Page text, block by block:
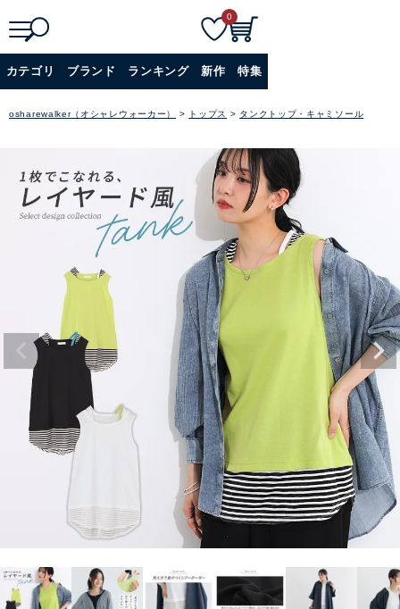
詳細検索
0
カテゴリ ブランド ランキング 新作 特集
osharewalker（オシャレウォーカー） トップス タンクトップ・キャミソール